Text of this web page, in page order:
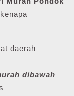
daerah
dibawah